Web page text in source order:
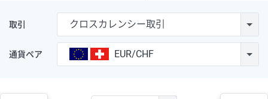
取引 クロスカレンシー取引
通貨ペア EUR/CHF